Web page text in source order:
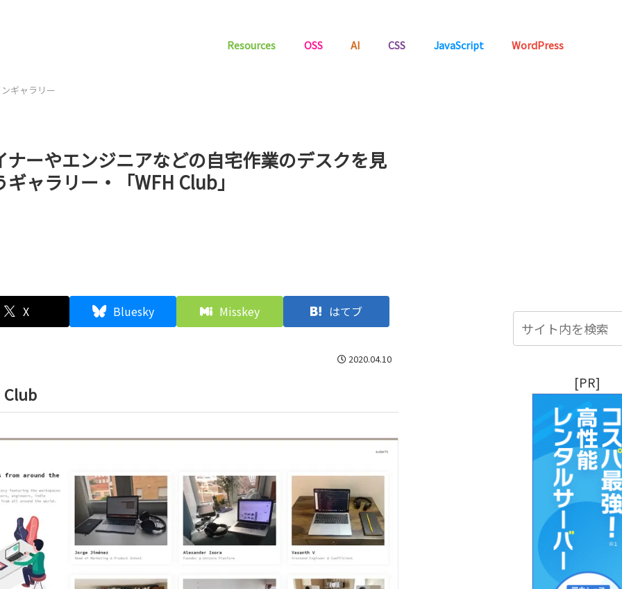
Resources OSS AI CSS JavaScript WordPress
ギャラリー
[PR]
ナーやエンジニアなどの自宅作業のデスクを見
ギャラリー・「WFH Club」
X Bluesky Misskey はてブ
2020.04.10
Club